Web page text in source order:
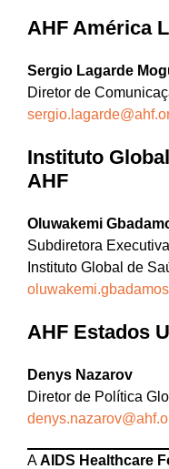
AHF América
Sergio Lagarde
Diretor de
Instituto
AHF
Oluwakemi
Subdiretora Executiva
Instituto Global de
AHF Estados
Denys Nazarov
Diretor de Política
AAIDS Healthcare